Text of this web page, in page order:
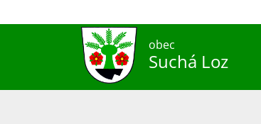
obec
Suchá Loz